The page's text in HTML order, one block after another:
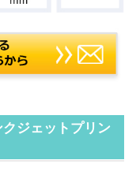
ジェットプリン